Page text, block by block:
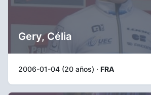
Gery, Célia
2006-01-04 (20 años) · FRA